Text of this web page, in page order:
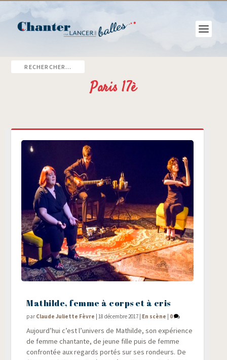
Paris 17è
Mathilde, femme à corps et à cris
par Claude Juliette Fèvre | 18 décembre 2017 | En scène | 0
Aujourd’hui c’est l’univers de Mathilde, son expé­rience
de femme chan­tante, de jeune fille puis de femme
confron­tée aux regards por­tés sur ses ron­deurs. De